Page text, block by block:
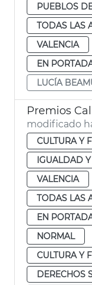
PUEBLOS
TODAS LAS
VALENCIA
EN
LUCÍA
Premios
modificado
CULTURA Y
IGUALDAD
VALENCIA
TODAS LAS
EN
NORMAL
CULTURA Y
DERECHOS